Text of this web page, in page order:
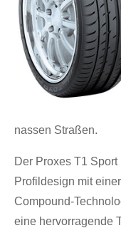
nassen Straßen.
Der Proxes T1
Profildesign mit
Compound-
eine hervorragende